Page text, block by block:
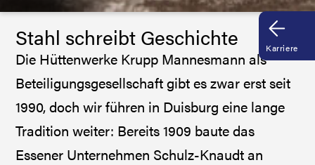
Karriere
Stahl schreibt Geschichte
Die Hüttenwerke Krupp Mannesmann als
Beteiligungsgesellschaft gibt es zwar erst seit
1990, doch wir führen in Duisburg eine lange
Tradition weiter: Bereits 1909 baute das
Essener Unternehmen Schulz-Knaudt an